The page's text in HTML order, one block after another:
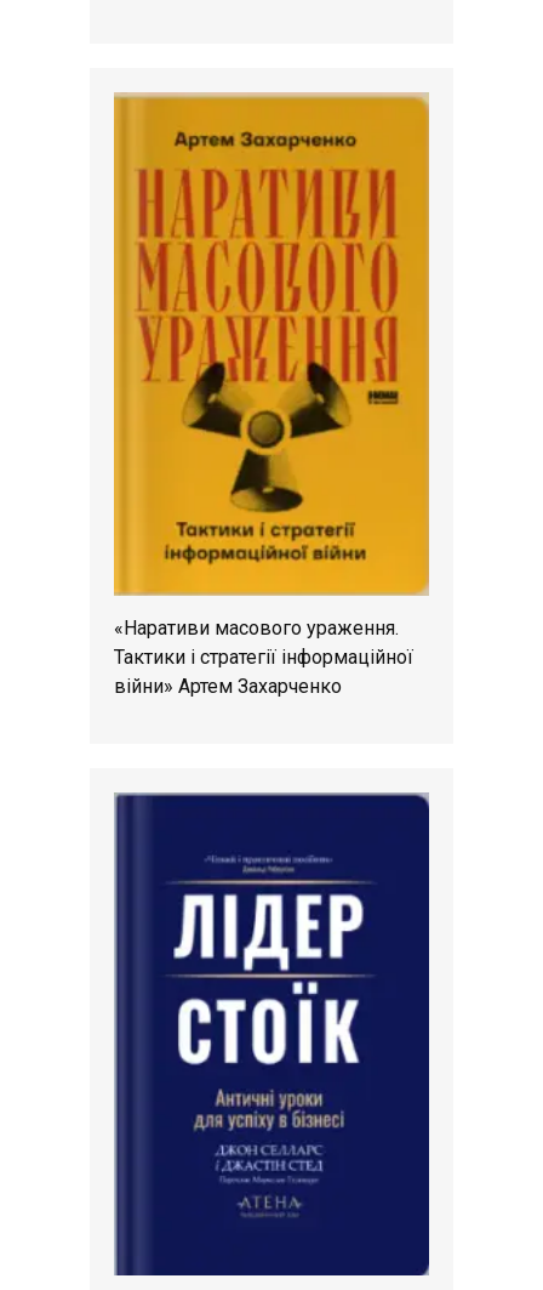
«Наративи масового ураження.
Тактики і стратегії інформаційної
війни» Артем Захарченко